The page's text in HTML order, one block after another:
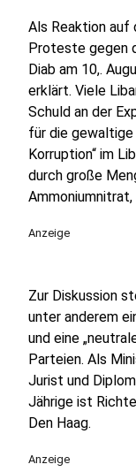
Als Reaktion auf
Proteste gegen
Diab am 10,.
erklärt. Viele
Schuld an der
für die gewaltige
Korruption“ im
durch große
Anzeige
Zur Diskussion
unter anderem
und eine
Parteien. Als
Jurist und
Jährige ist
Den Haag.
Anzeige